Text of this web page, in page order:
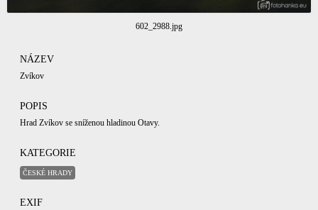
602_2988.jpg
NÁZEV
Zvíkov
POPIS
Hrad Zvíkov se sníženou hladinou Otavy.
KATEGORIE
ČESKÉ HRADY
EXIF